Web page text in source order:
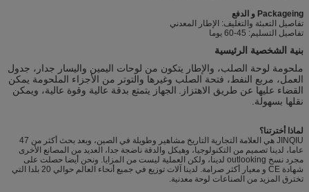
Packageing و الدفع
تفاصيل التعبئة والتغليف: الإطار المعدني
تفاصيل التسليم: 45-60 يوما
بنية الشخصية الرئيسية
ملحومة لوحة الصلب، والإطار يتكون من لوحات اليمين واليسار جدار، جدول
العمل، مربع النفط، فتحة الصلب وغيرها والتوتر من الأجزاء الملحومة يمكن
القضاء عليها عن طريق الاهتزاز.
الجهاز يتمتع بدقة عالية وقوة عالية، ويمكن
نقلها بسهولة.
لماذا أخترتنا؟
JINQIU هي العلامة التجارية التاريخ مشاهير وطويلة في الصين، وبعد بحث أكثر من 47
عاما، لدينا تصميم من التكنولوجيا، وهيكل والدقة ناضجة جدا، العديد من المصانع الأخرى
مجرد نسخ outlooking لدينا، ولكن العملية ليست من المزايا. ونحن أيضا حصلت على
شهادة CE و معيار أكثر صرامة. لدينا آلات توزيع في جميع أنحاء العالم حوالي 20 بلدا التي
تخترق المزيد من الصناعات لوحة معدنية.